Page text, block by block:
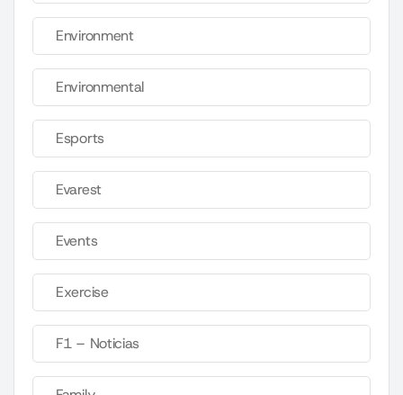
Environment
Environmental
Esports
Evarest
Events
Exercise
F1 – Noticias